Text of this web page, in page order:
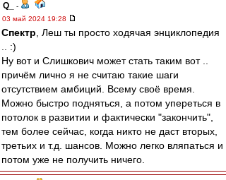
Q_
-
03 май 2024 19:28
Спектр , Леш ты просто ходячая энциклопедия
.. :)
Ну вот и Слишкович может стать таким вот ..
причём лично я не считаю такие шаги
отсутствием амбиций. Всему своё время.
Можно быстро подняться, а потом упереться в
потолок в развитии и фактически "закончить",
тем более сейчас, когда никто не даст вторых,
третьих и т.д. шансов. Можно легко вляпаться и
потом уже не получить ничего.